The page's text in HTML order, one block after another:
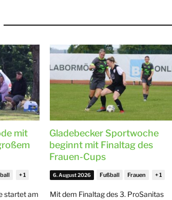
mit
startet am
Gladebecker Sportwoche
beginnt mit Finaltag des
Frauen-Cups
6. August 2026 Fußball Frauen
Mit dem Finaltag des 3. ProSanitas